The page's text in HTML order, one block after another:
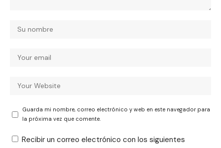
Guarda mi nombre, correo electrónico y web en este navegador para
la próxima vez que comente.
Recibir un correo electrónico con los siguientes